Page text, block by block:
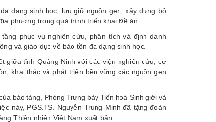
dạng sinh học, lưu giữ nguồn gen, xây dựng bộ
phương trong quá trình triển khai Đề án.
phục vụ nghiên cứu, phân tích và định danh
và giáo dục về bảo tồn đa dạng sinh học.
giữa tỉnh Quảng Ninh với các viện nghiên cứu, cơ
khai thác và phát triển bền vững các nguồn gen
bảo tàng, Phòng Trưng bày Tiến hoá Sinh giới và
này, PGS.TS. Nguyễn Trung Minh đã tặng đoàn
Thiên nhiên Việt Nam xuất bản.